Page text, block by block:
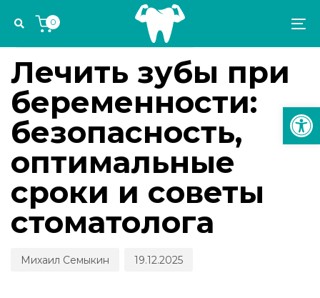
links
navigation
Skip
content
0
IN:
ПРОФИЛАКТИКА И ДИАГНОСТИКА
Лечить зубы при
беременности:
безопасность,
оптимальные
сроки и советы
стоматолога
Михаил Семыкин
on:
19.12.2025